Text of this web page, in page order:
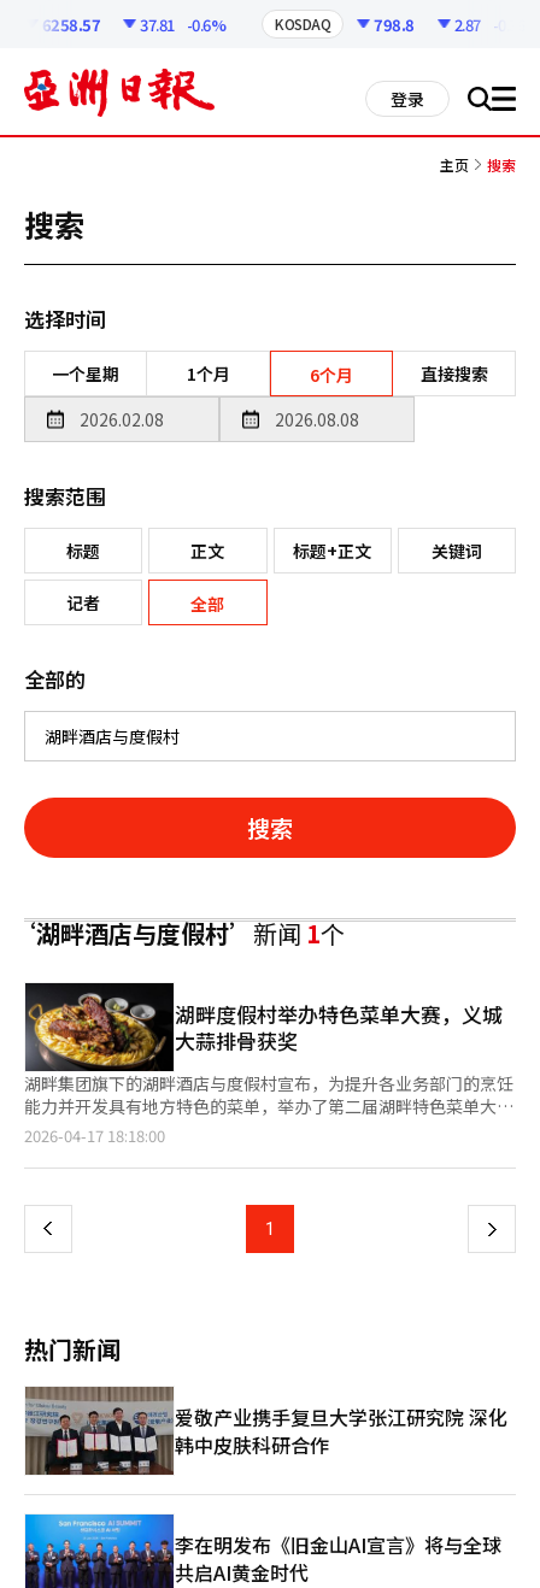
6258.57 37.81 -0.6% KOSDAQ 798.8 2.87 -0.36%
登录 搜 all
主页 搜索
搜索
选择时间
一个星期 1个月 6个月 直接搜索
搜索范围
标题 正文 标题+正文 关键词
记者 全部
全部的
搜索
‘湖畔酒店与度假村’新闻1个
湖畔度假村举办特色菜单大赛，义城
大蒜排骨获奖
湖畔集团旗下的湖畔酒店与度假村宣布，为提升各业务部门的烹饪
能力并开发具有地方特色的菜单，举办了第二届湖畔特色菜单大
赛。本次大赛以“烧烤搭配”为主题，吸引了包括森林度假村、斯
的初赛选拔，112名员工中有20人进入决赛。评审分为大众性和专
团则由湖畔酒店与度假村的代表等组成，评估作品的完成度和主题
契合度。大赛不仅比拼味道，还通过发掘地方新鲜食材，成为一
作为点缀，获得评委和顾客的好评。饮品部门的大奖由柚子、橙子
和迷迭香调制的“森林饮品”获得，因其完美中和了烧烤的油腻
感，符合大赛主题。此外，使用泰安大米法酒和地方酿酒厂的米酒
调制的传统酒鸡尾酒“MIX in 泰安”也获奖。湖畔酒店与度假村计
划将这些获奖作品经过配方完善后，正式推出为度假村的新菜单。
湖畔酒店与度假村的相关负责人表示：“此次大赛是发掘各地优质
食材并将其升华为独特美食内容的重要活动。未来，我们将继续通
过开发与地方共生的菜单，为顾客提供特别的体验。”※ 本报道
经人工智能（AI）系统翻译与编辑。
2026-04-17 18:18:00
上
页
1 下
热门新闻
爱敬产业携手复旦大学张江研究院 深化
韩中皮肤科研合作
李在明发布《旧金山AI宣言》将与全球
共启AI黄金时代